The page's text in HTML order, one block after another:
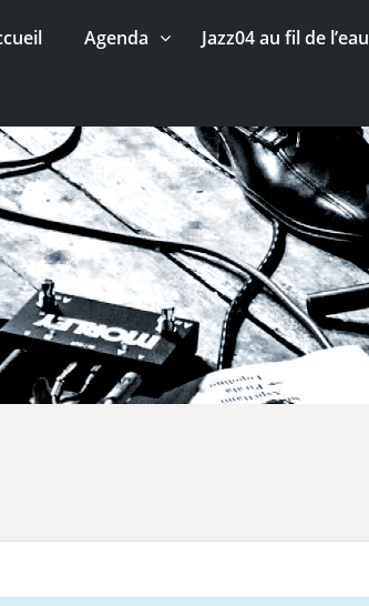
Agenda Jazz04 au fil de l’eau